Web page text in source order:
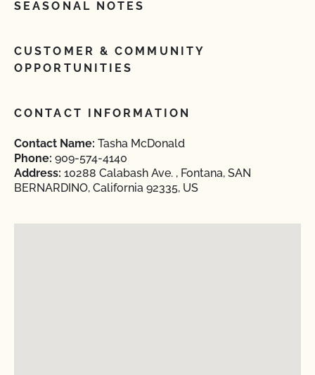
SEASONAL NOTES
CUSTOMER & COMMUNITY
OPPORTUNITIES
CONTACT INFORMATION
Contact Name: Tasha McDonald
Phone: 909-574-4140
Address: 10288 Calabash Ave. , Fontana, SAN
BERNARDINO, California 92335, US